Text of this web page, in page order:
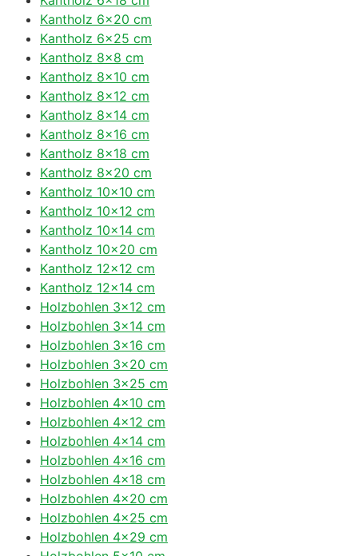
Kantholz 6×20 cm
Kantholz 6×25 cm
Kantholz 8×8 cm
Kantholz 8×10 cm
Kantholz 8×12 cm
Kantholz 8×14 cm
Kantholz 8×16 cm
Kantholz 8×18 cm
Kantholz 8×20 cm
Kantholz 10×10 cm
Kantholz 10×12 cm
Kantholz 10×14 cm
Kantholz 10×20 cm
Kantholz 12×12 cm
Kantholz 12×14 cm
Holzbohlen 3×12 cm
Holzbohlen 3×14 cm
Holzbohlen 3×16 cm
Holzbohlen 3×20 cm
Holzbohlen 3×25 cm
Holzbohlen 4×10 cm
Holzbohlen 4×12 cm
Holzbohlen 4×14 cm
Holzbohlen 4×16 cm
Holzbohlen 4×18 cm
Holzbohlen 4×20 cm
Holzbohlen 4×25 cm
Holzbohlen 4×29 cm